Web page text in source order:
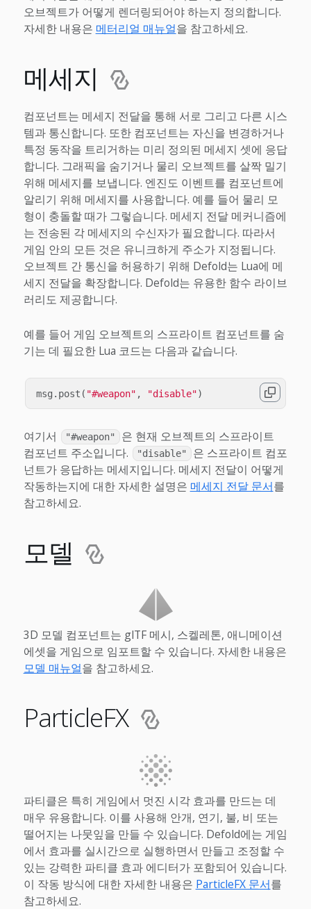
오브젝트가 어떻게 렌더링되어야 하는지 정의합니다.
자세한 내용은 메터리얼 매뉴얼을 참고하세요.
메세지
컴포넌트는 메세지 전달을 통해 서로 그리고 다른 시스
템과 통신합니다. 또한 컴포넌트는 자신을 변경하거나
특정 동작을 트리거하는 미리 정의된 메세지 셋에 응답
합니다. 그래픽을 숨기거나 물리 오브젝트를 살짝 밀기
위해 메세지를 보냅니다. 엔진도 이벤트를 컴포넌트에
알리기 위해 메세지를 사용합니다. 예를 들어 물리 모
형이 충돌할 때가 그렇습니다. 메세지 전달 메커니즘에
는 전송된 각 메세지의 수신자가 필요합니다. 따라서
게임 안의 모든 것은 유니크하게 주소가 지정됩니다.
오브젝트 간 통신을 허용하기 위해 Defold는 Lua에 메
세지 전달을 확장합니다. Defold는 유용한 함수 라이브
러리도 제공합니다.
예를 들어 게임 오브젝트의 스프라이트 컴포넌트를 숨
기는 데 필요한 Lua 코드는 다음과 같습니다.
msg . post ( "#weapon" , "disable")
여기서 "#weapon"
은 현재 오브젝트의 스프라이트
컴포넌트 주소입니다.
"disable"
은 스프라이트 컴포
넌트가 응답하는 메세지입니다. 메세지 전달이 어떻게
작동하는지에 대한 자세한 설명은 메세지 전달 문서를
참고하세요.
모델
3D 모델 컴포넌트는 glTF 메시, 스켈레톤, 애니메이션
에셋을 게임으로 임포트할 수 있습니다. 자세한 내용은
모델 매뉴얼을 참고하세요.
ParticleFX
파티클은 특히 게임에서 멋진 시각 효과를 만드는 데
매우 유용합니다. 이를 사용해 안개, 연기, 불, 비 또는
떨어지는 나뭇잎을 만들 수 있습니다. Defold에는 게임
에서 효과를 실시간으로 실행하면서 만들고 조정할 수
있는 강력한 파티클 효과 에디터가 포함되어 있습니다.
이 작동 방식에 대한 자세한 내용은 ParticleFX 문서를
참고하세요.